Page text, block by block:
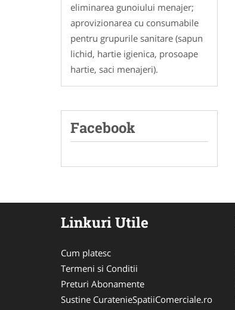
eliminarea gunoiului menajer;
aprovizionarea cu consumabile
pentru grupurile sanitare (sapun
lichid, hartie igienica, prosoape
hartie, saci menajeri).
Facebook
Linkuri Utile
Cum platesc
Termeni si Conditii
Preturi Abonamente
Sustine CuratenieSpatiiComerciale.ro